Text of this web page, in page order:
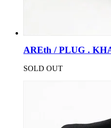
AREth / PLUG .
SOLD OUT